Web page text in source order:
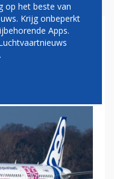
TOCH
MET DE
op het beste van
Krijg onbeperkt
Apps.